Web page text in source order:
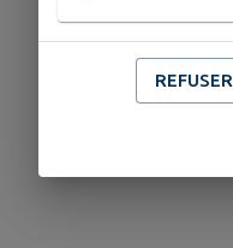
REFUSER